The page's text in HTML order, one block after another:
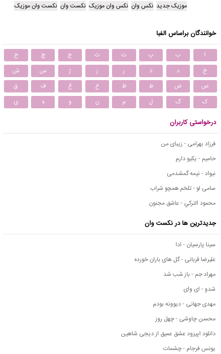
موزیک جدید نکس وان نکس وان موزیک نکست وان نکست وان موزیک
خوانندگان براساس الفبا
ا ب پ ت ث ج چ
ح
خ
د ذ ر ز ژ س
ش
ص
ض ط ظ ع غ ف
ق
ک
گ ل م ن و ه ی
درخواستی کاربران
فرزاد بهرامی - زیبای من
حامیم - یکیو دارم
نیواد - نیمه گمشدمی
سامی لو - تلخم همچو شراب
محمود التركي - عاشق مجنون
جدیدترین ها در نکست وان
سینا پارسیان - ادا
علیرضا قربانی - گل های باران خورده
مهراد جم - باز شب شد
شدو - ای وای
مهدی جهانی - دیوونه بودم
محسن چاوشی - چهل روز
دانلود اپیزود عشق عمیق از دیجی شاهین
یونس فرجام - چشمات